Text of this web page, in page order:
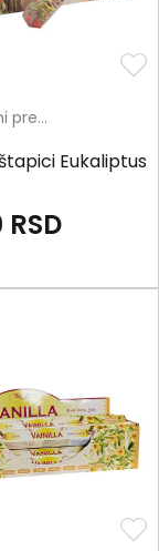
dekorativni predmeti
Eukaliptus
RSD